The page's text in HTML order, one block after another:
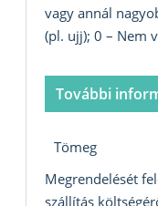
vagy annál
(pl. ujj); 0 – Nem
További
Tömeg
Megrendelését
szállítás